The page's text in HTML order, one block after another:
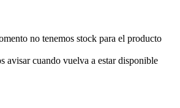
no tenemos stock para el producto
avisar cuando vuelva a estar disponible